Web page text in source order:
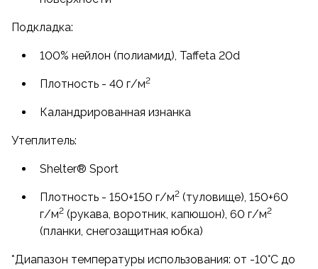
Подкладка:
100% нейлон (полиамид), Taffeta 20d
Плотность - 40 г/м2
Каландрированная изнанка
Утеплитель:
Shelter® Sport
Плотность - 150+150 г/м2 (туловище), 150+60
г/м2 (рукава, воротник, капюшон), 60 г/м2
(планки, снегозащитная юбка)
*Диапазон температуры использования: от -10°C до